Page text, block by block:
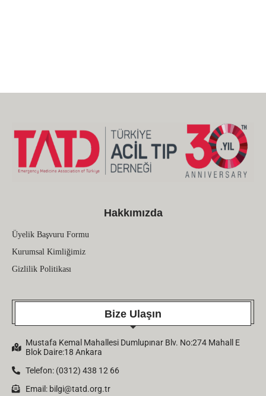
Hakkımızda
Üyelik Başvuru Formu
Kurumsal Kimliğimiz
Gizlilik Politikası
Bize Ulaşın
Mustafa Kemal Mahallesi Dumlupınar Blv. No:274 Mahall E
Blok Daire:18 Ankara
Telefon: (0312) 438 12 66
Email: bilgi@tatd.org.tr